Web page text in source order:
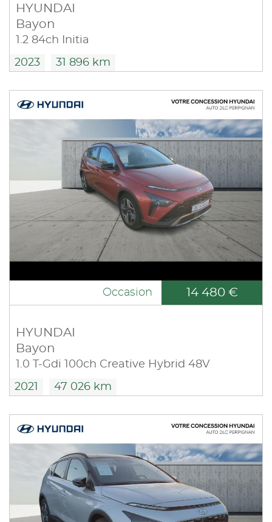
HYUNDAI
Bayon
1.2 84ch Initia
2023 31 896 km
Occasion 14 480 €
HYUNDAI
Bayon
1.0 T-Gdi 100ch Creative Hybrid 48V
2021 47 026 km